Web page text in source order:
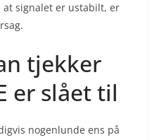
at signalet er ustabilt, er
tjekker
er slået til
nogenlunde ens på